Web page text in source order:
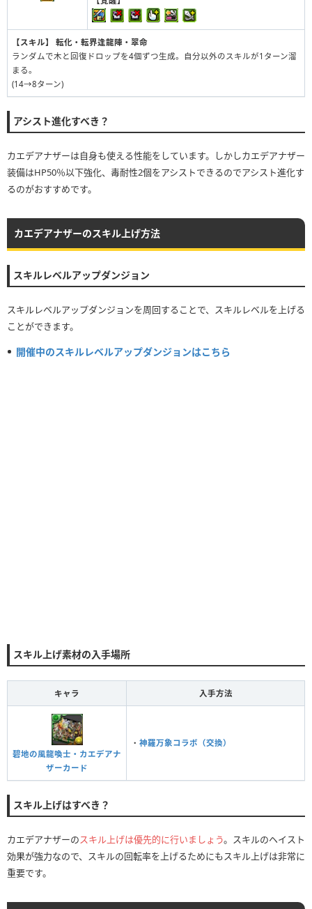
【スキル】
転化・転界逢龍陣・翠命
ランダムで木と回復ドロップを4個ずつ生成。自分以外のスキルが1ターン溜
まる。
(14→8ターン)
アシスト進化すべき？
カエデアナザーは自身も使える性能をしています。しかしカエデアナザー
装備はHP50％以下強化、毒耐性2個をアシストできるのでアシスト進化す
るのがおすすめです。
カエデアナザーのスキル上げ方法
スキルレベルアップダンジョン
スキルレベルアップダンジョンを周回することで、スキルレベルを上げる
ことができます。
開催中のスキルレベルアップダンジョンはこちら
スキル上げ素材の入手場所
キャラ 入手方法
碧地の風龍喚士・カエデアナ
ザーカード
・ 神羅万象コラボ（交換）
スキル上げはすべき？
カエデアナザーのスキル上げは優先的に行いましょう。スキルのヘイスト
効果が強力なので、スキルの回転率を上げるためにもスキル上げは非常に
重要です。